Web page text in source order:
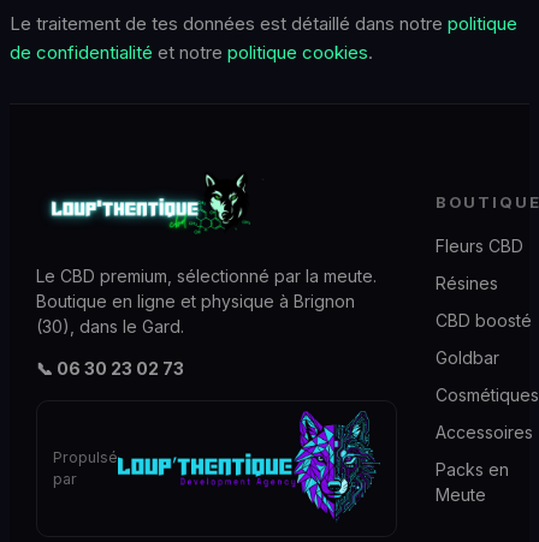
Le traitement de tes données est détaillé dans notre politique
de confidentialité et notre politique cookies.
Le CBD premium, sélectionné par la meute.
Boutique en ligne et physique à Brignon
(30), dans le Gard.
📞 06 30 23 02 73
Propulsé
par
Fleurs CBD
Résines
CBD boosté
Goldbar
Cosmétiques
Accessoires
Packs en
Meute